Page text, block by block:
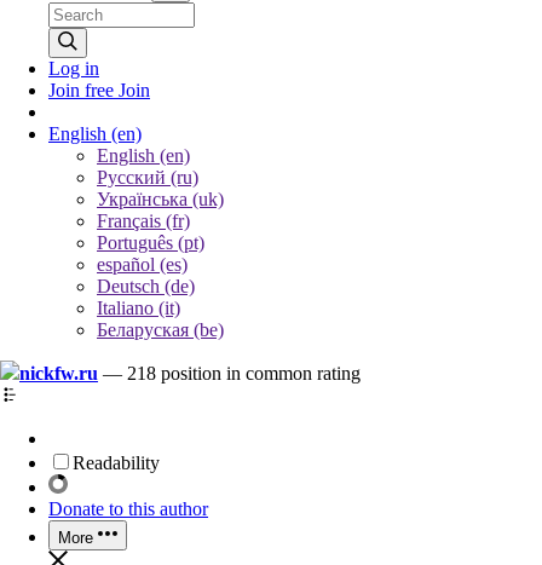
Log in
Join free Join
English (en)
English (en)
Русский (ru)
Українська (uk)
Français (fr)
Português (pt)
español (es)
Deutsch (de)
Italiano (it)
Беларуская (be)
nickfw.ru — 218 position in common rating
Readability
Donate to this author
More